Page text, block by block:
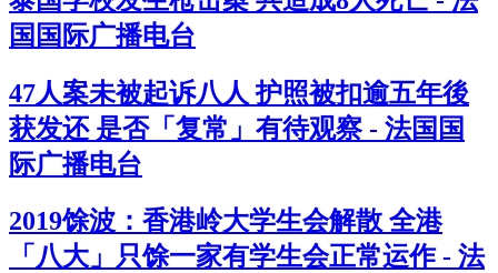
国国际广播电台
47人案未被起诉八人 护照被扣逾五年後
获发还 是否「复常」有待观察 - 法国国
际广播电台
2019馀波：香港岭大学生会解散 全港
「八大」只馀一家有学生会正常运作 - 法